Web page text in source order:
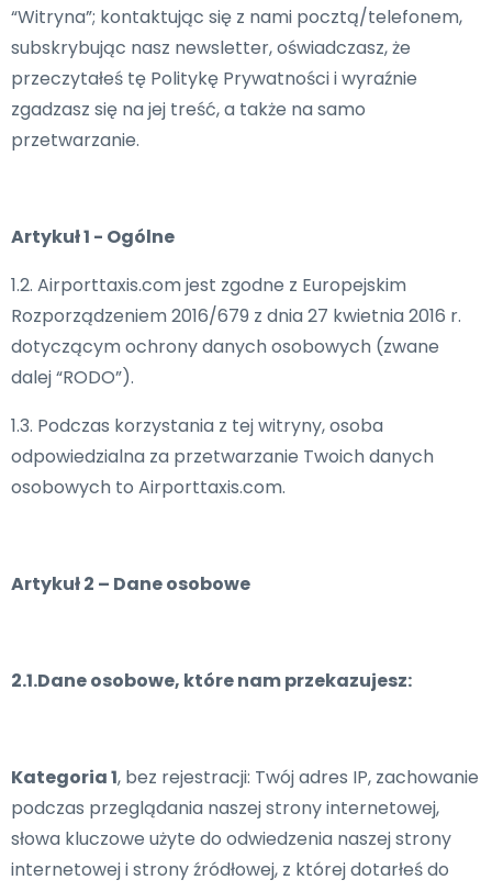
“Witryna”; kontaktując się z nami pocztą/telefonem,
subskrybując nasz newsletter, oświadczasz, że
przeczytałeś tę Politykę Prywatności i wyraźnie
zgadzasz się na jej treść, a także na samo
przetwarzanie.
Artykuł 1 - Ogólne
1.2. Airporttaxis.com jest zgodne z Europejskim
Rozporządzeniem 2016/679 z dnia 27 kwietnia 2016 r.
dotyczącym ochrony danych osobowych (zwane
dalej “RODO”).
1.3. Podczas korzystania z tej witryny, osoba
odpowiedzialna za przetwarzanie Twoich danych
osobowych to Airporttaxis.com.
Artykuł 2 – Dane osobowe
2.1.Dane osobowe, które nam przekazujesz:
Kategoria 1, bez rejestracji: Twój adres IP, zachowanie
podczas przeglądania naszej strony internetowej,
słowa kluczowe użyte do odwiedzenia naszej strony
internetowej i strony źródłowej, z której dotarłeś do